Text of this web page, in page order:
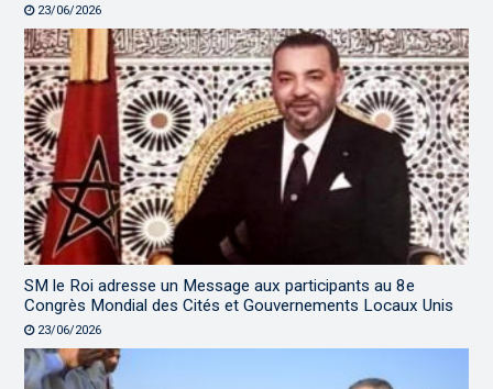
23/06/2026
SM le Roi adresse un Message aux participants au 8e
Congrès Mondial des Cités et Gouvernements Locaux Unis
23/06/2026